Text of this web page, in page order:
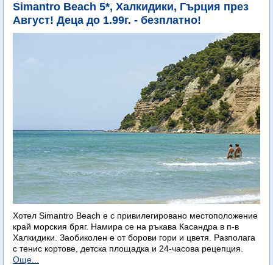
Simantro Beach 5*, Халкидики, Гърция през
Август! Деца до 1.99г. - безплатно!
Хотел Simantro Beach е с привилегировано местоположение
край морския бряг. Намира се на ръкава Касандра в п-в
Халкидики. Заобиколен е от борови гори и цветя. Разполага
с тенис кортове, детска площадка и 24-часова рецепция.
Още...